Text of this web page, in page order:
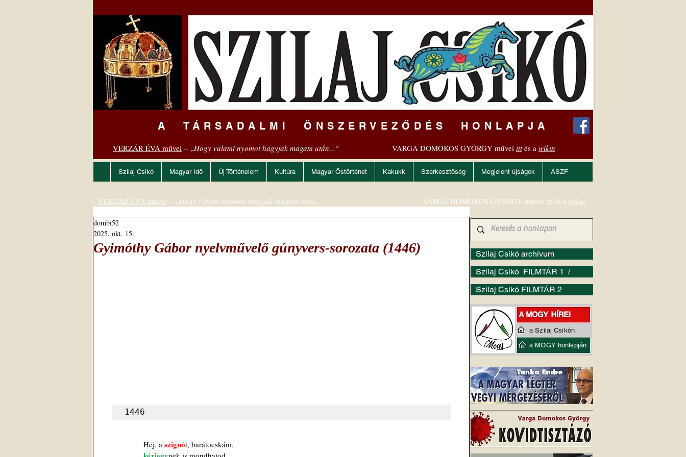
A TÁRSADALMI ÖNSZERVEZŐDÉS HONLAPJA
VERZÁR ÉVA művei – „Hogy valami nyomot hagyjak magam után..." VARGA DOMOKOS GYÖRGY művei ittés a wikin
Szilaj Csikó Magyar Idő Új Történelem Kultúra Magyar Őstörténet Kakukk Szerkesztőség Megjelent újságok ÁSZF
Gyimóthy Gábor nyelvművelő gúnyvers-sorozata (1446)
dombi52
2025. okt. 15.
1446
Hej, a szignót, barátocskám,
Szilaj Csikó archívum
Szilaj Csikó FILMTÁR 1 /
Szilaj Csikó FILMTÁR 2
VERZÁR ÉVA művei – „Hogy valami nyomot hagyjak magam után..." VARGA DOMOKOS GYÖRGY művei itt és a wikin
a Szilaj Csikón
a MOGY honlapján